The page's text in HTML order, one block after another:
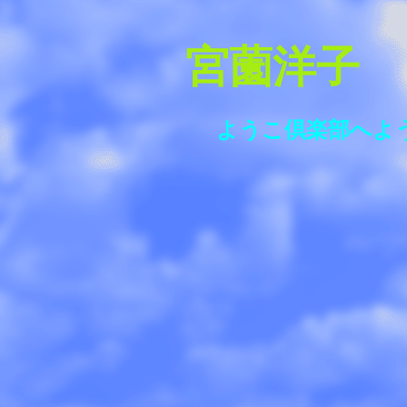
宮薗洋子
ようこ倶楽部へよ